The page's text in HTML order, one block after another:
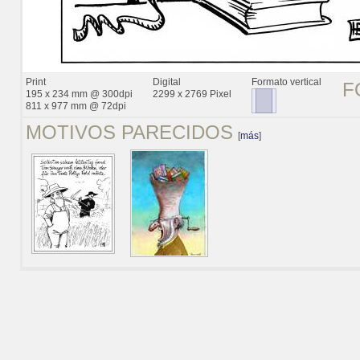
Print
195 x 234 mm @ 300dpi
811 x 977 mm @ 72dpi
Digital
2299 x 2769 Pixel
Formato vertical
MOTIVOS PARECIDOS [más]